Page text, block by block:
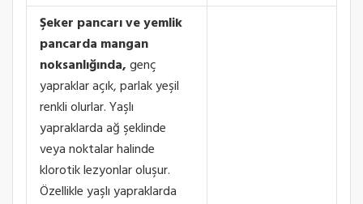
Şeker pancarı ve yemlik
pancarda mangan
noksanlığında,genç
yapraklar açık, parlak yeşil
renkli olurlar. Yaşlı
yapraklarda ağ şeklinde
veya noktalar halinde
klorotik lezyonlar oluşur.
Özellikle yaşlı yapraklarda